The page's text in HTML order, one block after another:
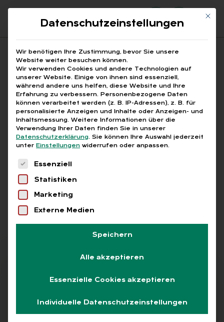
Suchfeld
Suchen
Breadcrumb-Navigation
STARTSEITE IW KÖLN STUDIE
Alle Bei­trä­ge mit dem
Schlag­wort „IW Köln
Stu­die“
Alle Free Abo L+G +
AUSGABE 3/2025
Mit
Datenschutzeinstellungen
Wir benötigen Ihre Zustimmung, bevor Sie unsere
Website weiter besuchen können.
Wir verwenden Cookies und andere Technologien auf
unserer Website. Einige von ihnen sind essenziell,
während andere uns helfen, diese Website und Ihre
Erfahrung zu verbessern. Personenbezogene Daten
können verarbeitet werden (z. B. IP-Adressen), z. B. für
personalisierte Anzeigen und Inhalte oder Anzeigen- und
Inhaltsmessung. Weitere Informationen über die
Verwendung Ihrer Daten finden Sie in unserer
Datenschutzerklärung. Sie können Ihre Auswahl jederzeit
unter Einstellungen widerrufen oder anpassen.
Es folgt eine Liste der Service-Gruppen, für
Essenziell
Statistiken
Marketing
Externe Medien
Speichern
Alle akzeptieren
Essenzielle Cookies akzeptieren
Individuelle Datenschutzeinstellungen